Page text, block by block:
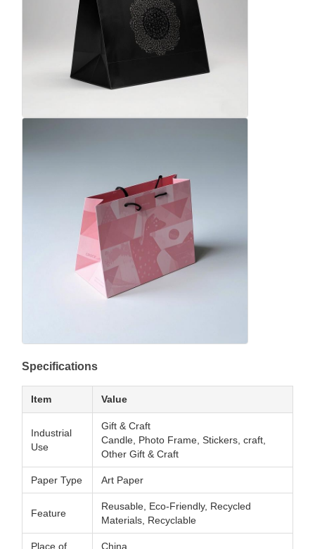
Specifications
Item Value
Industrial
Use
Gift & Craft
Candle, Photo Frame, Stickers, craft,
Other Gift & Craft
Paper Type Art Paper
Feature
Reusable, Eco-Friendly, Recycled
Materials, Recyclable
Place of China